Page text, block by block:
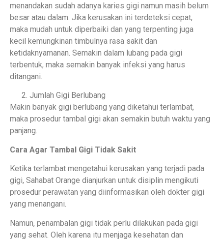
menandakan sudah adanya karies gigi namun masih belum
besar atau dalam. Jika kerusakan ini terdeteksi cepat,
maka mudah untuk diperbaiki dan yang terpenting juga
kecil kemungkinan timbulnya rasa sakit dan
ketidaknyamanan. Semakin dalam lubang pada gigi
terbentuk, maka semakin banyak infeksi yang harus
ditangani.
Jumlah Gigi Berlubang
Makin banyak gigi berlubang yang diketahui terlambat,
maka prosedur tambal gigi akan semakin butuh waktu yang
panjang.
Cara Agar Tambal Gigi Tidak Sakit
Ketika terlambat mengetahui kerusakan yang terjadi pada
gigi, Sahabat Orange dianjurkan untuk disiplin mengikuti
prosedur perawatan yang diinformasikan oleh dokter gigi
yang menangani.
Namun, penambalan gigi tidak perlu dilakukan pada gigi
yang sehat. Oleh karena itu menjaga kesehatan dan